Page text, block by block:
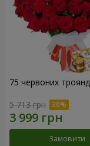
75 червоних троянд
5 713 грн
Замовити